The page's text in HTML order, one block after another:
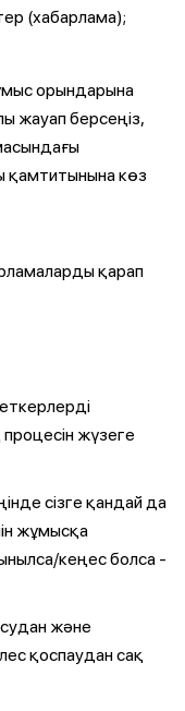
(хабарлама);
орындарына
жауап берсеңіз,
қамтитынына көз
қарап
жүзеге
сізге қандай да
жұмысқа
кеңес болса -
және
қоспаудан сақ